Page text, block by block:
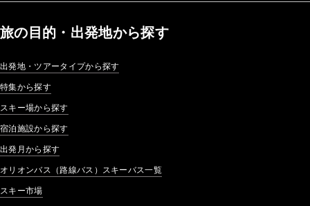
旅の目的・出発地から探す
出発地・ツアータイプから探す
特集から探す
スキー場から探す
宿泊施設から探す
出発月から探す
オリオンバス（路線バス）スキーバス一覧
スキー市場